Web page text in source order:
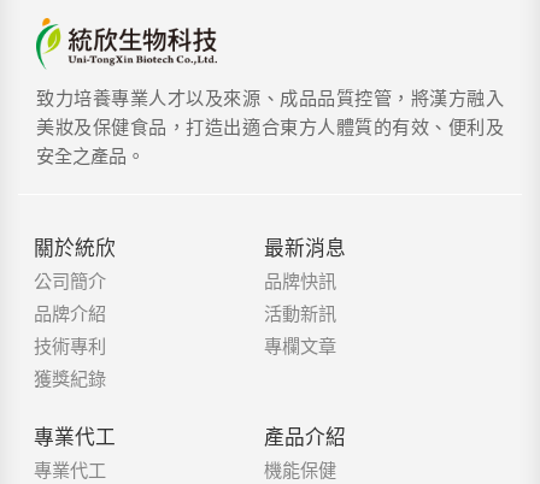
致力培養專業人才以及來源、成品品質控管，將漢方融入
美妝及保健食品，打造出適合東方人體質的有效、便利及
安全之產品。
關於統欣
公司簡介
品牌介紹
技術專利
獲獎紀錄
最新消息
品牌快訊
活動新訊
專欄文章
專業代工
專業代工
產品介紹
機能保健